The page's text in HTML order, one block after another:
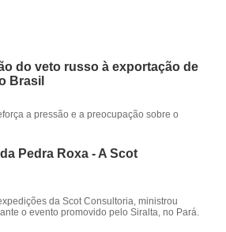
do veto russo à exportação de
Brasil
a pressão e a preocupação sobre o
Pedra Roxa - A Scot
da Scot Consultoria, ministrou
o evento promovido pelo Siralta, no Pará.